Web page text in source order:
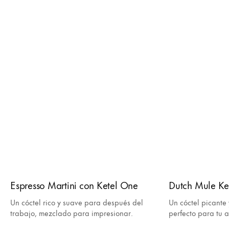
Espresso Martini con Ketel One
Un cóctel rico y suave para después del
trabajo, mezclado para impresionar.
Dutch Mule
Un cóctel
perfecto para tu